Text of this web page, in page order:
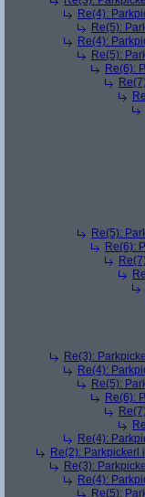
Re(4):
Re(5):
Re(4):
Re(5):
Re(6):
Re(5):
Re(6):
Re(3):
Re(4):
Re(5):
Re(6):
Re(4):
Re(2): Parkpickerl
Re(3):
Re(4):
Re(5):